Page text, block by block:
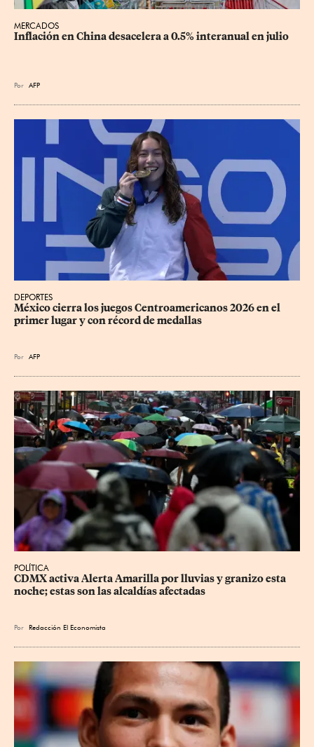
MERCADOS
Inflación en China desacelera a 0.5% interanual en julio
Por AFP
DEPORTES
México cierra los juegos Centroamericanos 2026 en el
primer lugar y con récord de medallas
Por AFP
POLÍTICA
CDMX activa Alerta Amarilla por lluvias y granizo esta
noche; estas son las alcaldías afectadas
Por Redacción El Economista